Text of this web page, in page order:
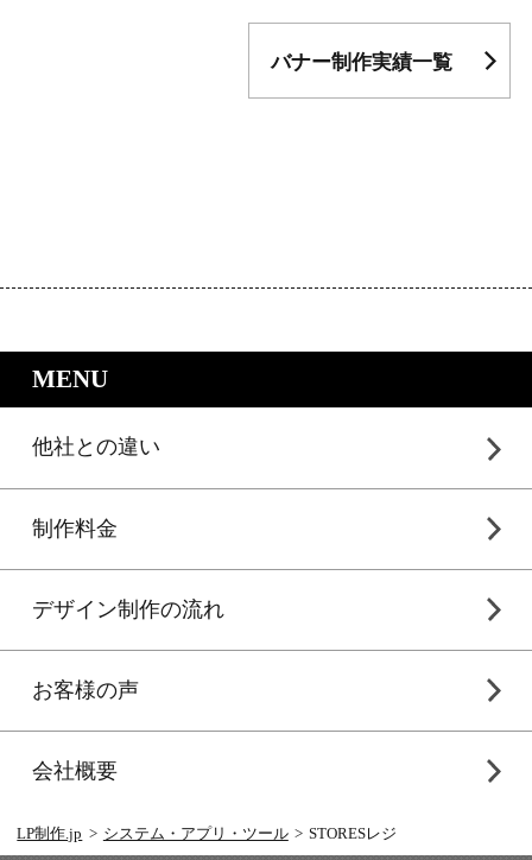
バナー制作実績一覧
MENU｜LP制作.jpのサービスメニュー
他社との違い
制作料金
デザイン制作の流れ
お客様の声
会社概要
LP制作.jp システム・アプリ・ツール STORESレジ